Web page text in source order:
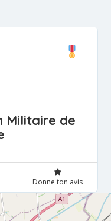
Militaire de
Donne ton avis